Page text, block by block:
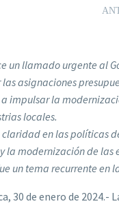
un llamado urgente al
asignaciones
impulsar la
locales.
en las políticas
la modernización de las
un tema recurrente en
30 de enero de 2024.-